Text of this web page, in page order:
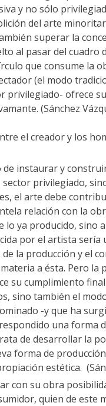
y no sólo
del arte
superar la
al pasar del cuadro
que consume la
(el modo
privilegiado- ofrece
(Sánchez
el creador y los
instaurar y
privilegiado,
el arte debe
relación con la
lo ya producido, sino
por el artista
la producción y el
a ésta. Pero la
su cumplimiento
sino también el
-y que ha
una forma
de desarrollar la
forma de
estética.
con su obra
quien de este